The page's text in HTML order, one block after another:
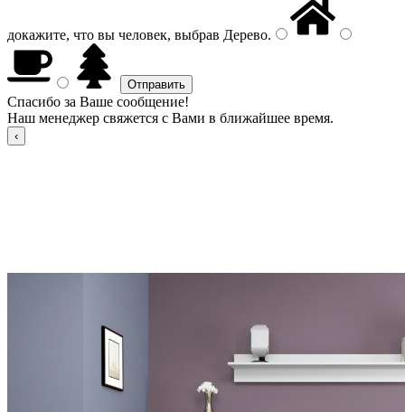
докажите, что вы человек, выбрав Дерево.
Спасибо за Ваше сообщение!
Наш менеджер свяжется с Вами в ближайшее время.